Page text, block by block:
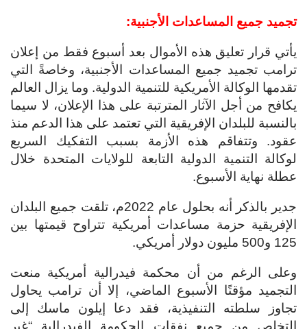
تجميد جميع المساعدات الأجنبية:
يأتي قرار تعليق هذه الأموال بعد أسبوع فقط من إعلان
ترامب تجميد جميع المساعدات الأجنبية، وخاصةً التي
تقدمها الوكالة الأمريكية للتنمية الدولية. وما يزال العالم
يكافح من أجل الآثار المترتبة على هذا الإعلان، لا سيما
بالنسبة للبلدان الإفريقية التي تعتمد على هذا الدعم منذ
عقود. وتتفاقم هذه الأزمة بسبب التفكيك السريع
لوكالة التنمية الدولية التابعة للولايات المتحدة خلال
عطلة نهاية الأسبوع.
جدير بالذكر أنه بحلول عام 2022م، تلقت جميع البلدان
الإفريقية حزمة مساعدات أمريكية تتراوح قيمتها بين
125 و500 مليون دولار أمريكي.
وعلى الرغم من أن محكمة فيدرالية أمريكية منعت
التجميد مؤقتًا الأسبوع الماضي، إلا أن ترامب يحاول
تجاوز سلطته التنفيذية، فقد دعا إيلون ماسك إلى